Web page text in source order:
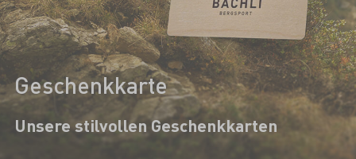
Geschenkkarte
Unsere stilvollen Geschenkkarten